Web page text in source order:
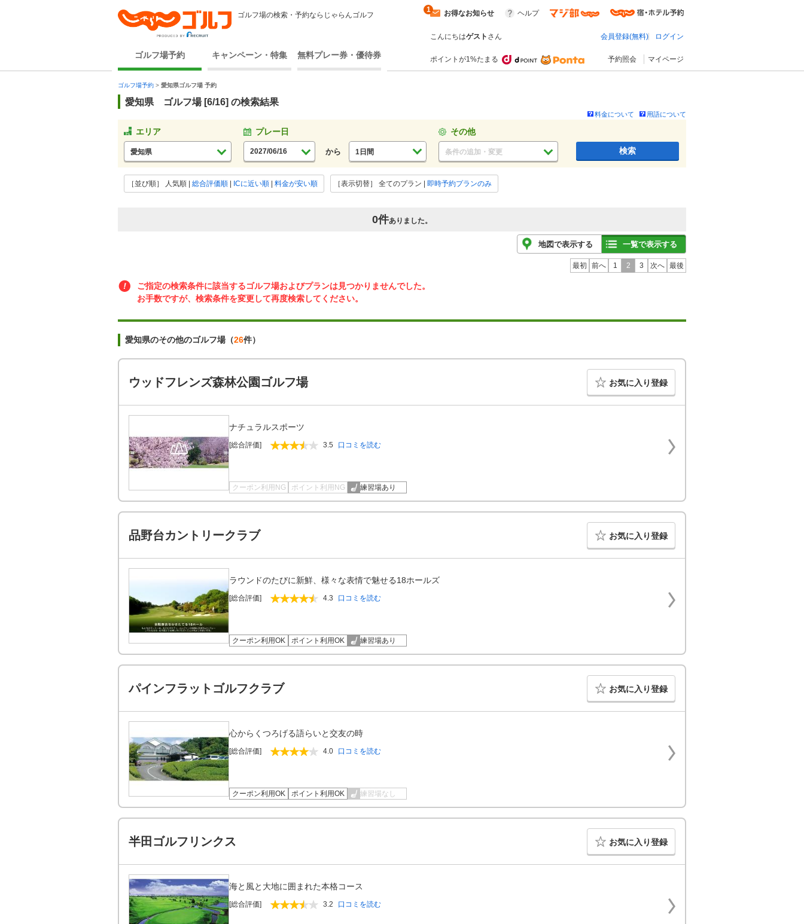
ゴルフ場の検索・予約ならじゃらんゴルフ
ゴルフ場予約 キャンペーン・特集 無料プレー券・優待券
お得なお知らせ
1 ヘルプ
こんにちはゲスト さん 会員登録(無料) ログイン
ポイントが1%たまる 予約照会 マイページ
ゴルフ場予約 > 愛知県ゴルフ場 予約
愛知県 ゴルフ場 [6/16] の検索結果
料金について 用語について
エリア
愛知県
プレー日
から 1日間
その他
条件の追加・変更 検索
［並び順］ 人気順 総合評価順 ICに近い順 料金が安い順 ［表示切替］ 全てのプラン 即時予約プランのみ
0件ありました。
地図で表示する 一覧で表示する
最初 前へ 1 2 3 次へ 最後
ご指定の検索条件に該当するゴルフ場およびプランは見つかりませんでした。
お手数ですが、検索条件を変更して再度検索してください。
愛知県のその他のゴルフ場（26件）
ウッドフレンズ森林公園ゴルフ場 お気に入り登録
ナチュラルスポーツ
[総合評価] 3.5 口コミを読む
クーポン利用NG ポイント利用NG 練習場あり
品野台カントリークラブ お気に入り登録
ラウンドのたびに新鮮、様々な表情で魅せる18ホールズ
[総合評価] 4.3 口コミを読む
クーポン利用OK ポイント利用OK 練習場あり
パインフラットゴルフクラブ お気に入り登録
心からくつろげる語らいと交友の時
[総合評価] 4.0 口コミを読む
クーポン利用OK ポイント利用OK 練習場なし
半田ゴルフリンクス お気に入り登録
海と風と大地に囲まれた本格コース
[総合評価] 3.2 口コミを読む